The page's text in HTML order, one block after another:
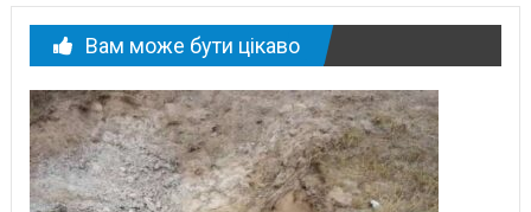
Вам може бути цікаво